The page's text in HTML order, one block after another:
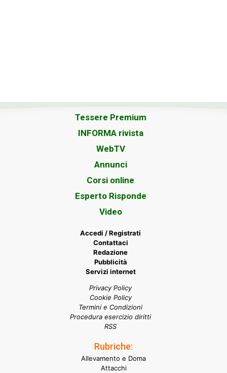
Tessere Premium
INFORMA rivista
WebTV
Annunci
Corsi online
Esperto Risponde
Video
Accedi / Registrati
Contattaci
Redazione
Pubblicità
Servizi internet
Privacy Policy
Cookie Policy
Termini e Condizioni
Procedura esercizio diritti
RSS
Rubriche:
Allevamento e Doma
Attacchi